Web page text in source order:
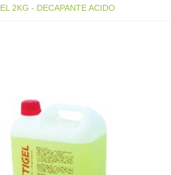
2KG - DECAPANTE ACIDO